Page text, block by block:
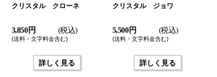
クリスタル クローネ
3,850 円 (税込)
(送料・文字料金含む)
詳しく見る
クリスタル ジョワ
5,500 円 (税込)
(送料・文字料金含む)
詳しく見る